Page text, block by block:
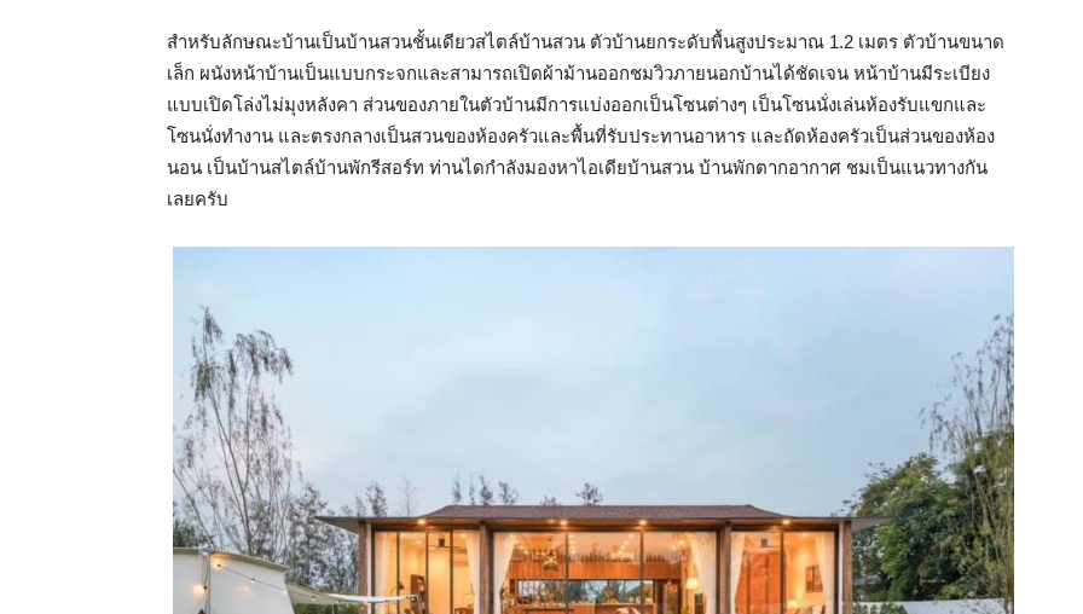
สำหรับลักษณะบ้านเป็นบ้านสวนชั้นเดียวสไตล์บ้านสวน ตัวบ้านยกระดับพื้นสูงประมาณ 1.2 เมตร ตัวบ้านขนาด
เล็ก ผนังหน้าบ้านเป็นแบบกระจกและสามารถเปิดผ้าม้านออกชมวิวภายนอกบ้านได้ชัดเจน หน้าบ้านมีระเบียง
แบบเปิดโล่งไม่มุงหลังคา ส่วนของภายในตัวบ้านมีการแบ่งออกเป็นโซนต่างๆ เป็นโซนนั่งเล่นห้องรับแขกและ
โซนนั่งทำงาน และตรงกลางเป็นสวนของห้องครัวและพื้นที่รับประทานอาหาร และถัดห้องครัวเป็นส่วนของห้อง
นอน เป็นบ้านสไตล์บ้านพักรีสอร์ท ท่านไดกำลังมองหาไอเดียบ้านสวน บ้านพักตากอากาศ ชมเป็นแนวทางกัน
เลยครับ